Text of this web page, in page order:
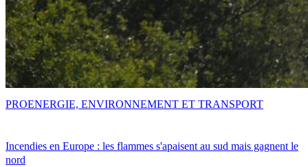
Incendies en Europe : les flammes s'apaisent au sud mais gagnent le
nord
PROENERGIE, ENVIRONNEMENT ET TRANSPORT